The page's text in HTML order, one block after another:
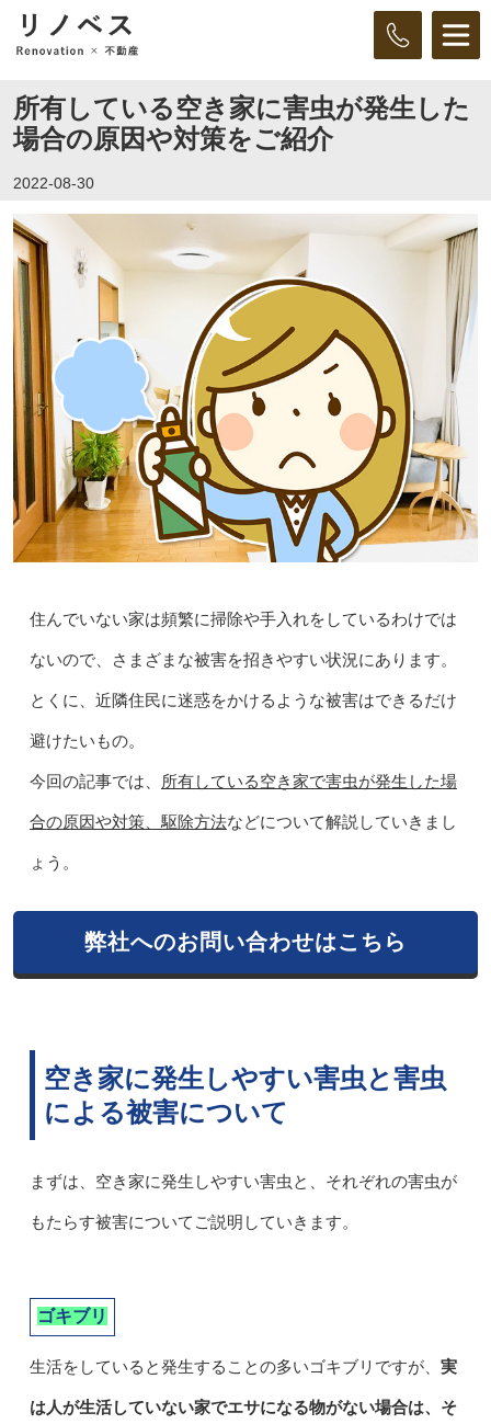
所有している空き家に害虫が発生した
場合の原因や対策をご紹介
2022-08-30
住んでいない家は頻繁に掃除や手入れをしているわけでは
ないので、さまざまな被害を招きやすい状況にあります。
とくに、近隣住民に迷惑をかけるような被害はできるだけ
避けたいもの。
今回の記事では、 所有している空き家で害虫が発生した場
合の原因や対策、駆除方法などについて解説していきまし
ょう。
弊社へのお問い合わせはこちら
空き家に発生しやすい害虫と害虫
による被害について
まずは、空き家に発生しやすい害虫と、それぞれの害虫が
もたらす被害についてご説明していきます。
ゴキブリ
生活をしていると発生することの多いゴキブリですが、 実
は人が生活していない家でエサになる物がない場合は、そ